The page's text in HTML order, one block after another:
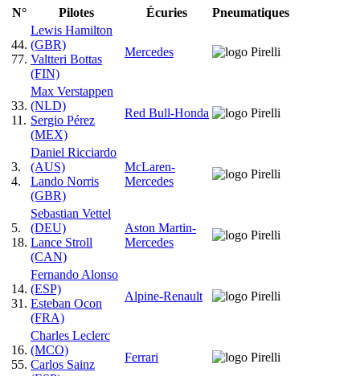
N° Pilotes Écuries Pneumatiques
44.
77.
Lewis Hamilton
(GBR)
Valtteri Bottas
(FIN)
Mercedes
33.
11.
Max Verstappen
(NLD)
Sergio Pérez
(MEX)
Red Bull-Honda
3.
4.
Daniel Ricciardo
(AUS)
Lando Norris
(GBR)
McLaren-
Mercedes
5.
18.
Sebastian Vettel
(DEU)
Lance Stroll
(CAN)
Aston Martin-
Mercedes
14.
31.
Fernando Alonso
(ESP)
Esteban Ocon
(FRA)
Alpine-Renault
16.
55.
Charles Leclerc
(MCO)
Carlos Sainz
Ferrari